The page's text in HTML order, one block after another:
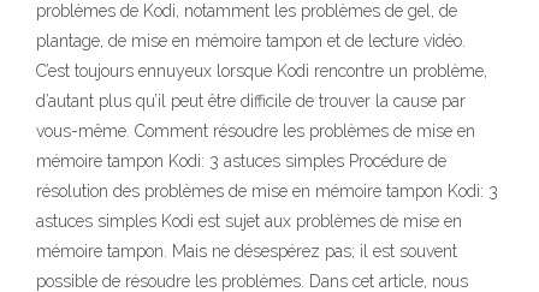
problèmes de Kodi, notamment les problèmes de gel, de
plantage, de mise en mémoire tampon et de lecture vidéo.
C’est toujours ennuyeux lorsque Kodi rencontre un problème,
d’autant plus qu’il peut être difficile de trouver la cause par
vous-même. Comment résoudre les problèmes de mise en
mémoire tampon Kodi: 3 astuces simples Procédure de
résolution des problèmes de mise en mémoire tampon Kodi: 3
astuces simples Kodi est sujet aux problèmes de mise en
mémoire tampon. Mais ne désespérez pas; il est souvent
possible de résoudre les problèmes. Dans cet article, nous